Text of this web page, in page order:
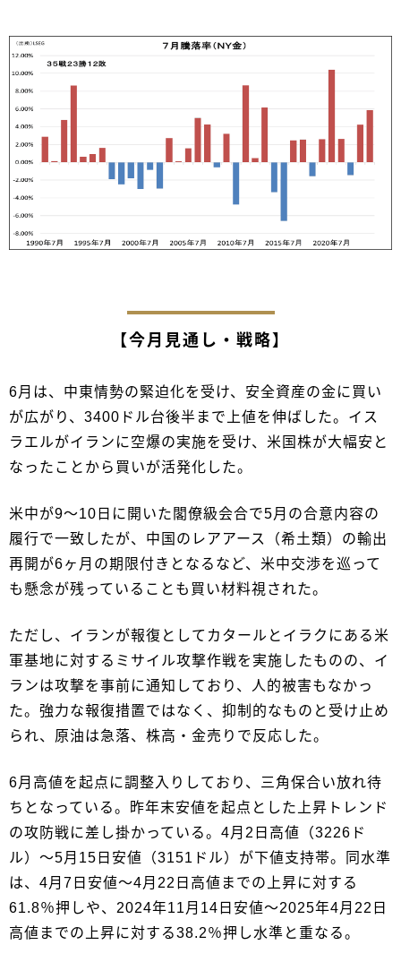
【今月見通し・戦略】
6月は、中東情勢の緊迫化を受け、安全資産の金に買い
が広がり、3400ドル台後半まで上値を伸ばした。イス
ラエルがイランに空爆の実施を受け、米国株が大幅安と
なったことから買いが活発化した。
米中が9～10日に開いた閣僚級会合で5月の合意内容の
履行で一致したが、中国のレアアース（希土類）の輸出
再開が6ヶ月の期限付きとなるなど、米中交渉を巡って
も懸念が残っていることも買い材料視された。
ただし、イランが報復としてカタールとイラクにある米
軍基地に対するミサイル攻撃作戦を実施したものの、イ
ランは攻撃を事前に通知しており、人的被害もなかっ
た。強力な報復措置ではなく、抑制的なものと受け止め
られ、原油は急落、株高・金売りで反応した。
6月高値を起点に調整入りしており、三角保合い放れ待
ちとなっている。昨年末安値を起点とした上昇トレンド
の攻防戦に差し掛かっている。4月2日高値（3226ド
ル）～5月15日安値（3151ドル）が下値支持帯。同水準
は、4月7日安値～4月22日高値までの上昇に対する
61.8％押しや、2024年11月14日安値～2025年4月22日
高値までの上昇に対する38.2％押し水準と重なる。